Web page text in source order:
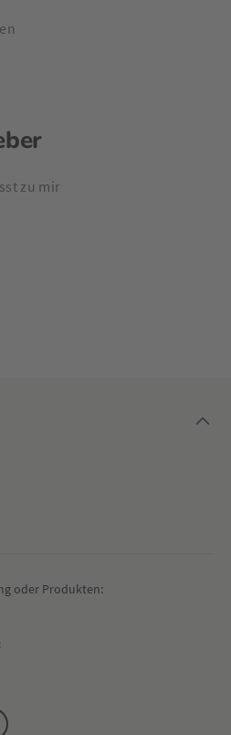
zu mir
oder Produkten: